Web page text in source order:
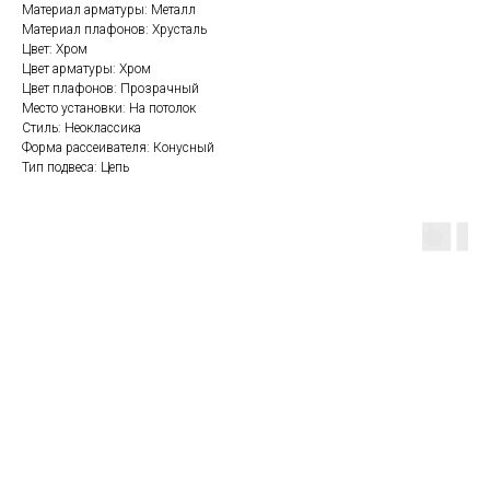
Материал арматуры: Металл
Материал плафонов: Хрусталь
Цвет: Хром
Цвет арматуры: Хром
Цвет плафонов: Прозрачный
Место установки: На потолок
Стиль: Неоклассика
Форма рассеивателя: Конусный
Тип подвеса: Цепь